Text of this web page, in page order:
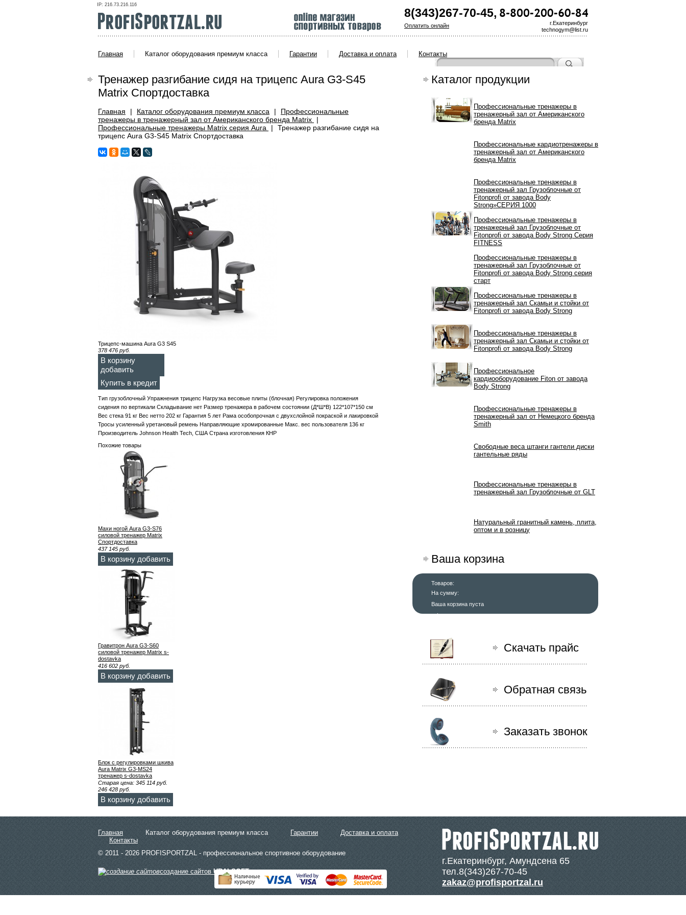
IP: 216.73.216.116
8(343)267-70-45,
г.Екатеринбург
technogym@list.ru
Оплатить онлайн
Главная Каталог оборудования премиум класса Гарантии Доставка и оплата Контакты
Тренажер разгибание сидя на трицепс Aura G3-S45
Matrix Спортдоставка
Главная | Каталог оборудования премиум класса |
Профессиональные
тренажеры в тренажерный зал от Американского бренда Matrix
|
Профессиональные тренажеры Matrix серия Aura
|
Тренажер разгибание сидя на
трицепс Aura G3-S45 Matrix Спортдоставка
Трицепс-машина Aura G3 S45
378 476 руб.
В корзину
добавить
Купить в кредит
Тип грузоблочный Упражнения трицепс Нагрузка весовые плиты (блочная) Регулировка положения
сидения по вертикали Складывание нет Размер тренажера в рабочем состоянии (Д*Ш*В) 122*107*150 см
Вес стека 91 кг Вес нетто 202 кг Гарантия 5 лет Рама особопрочная с двухслойной покраской и лакировкой
Тросы усиленный уретановый ремень Направляющие хромированные Макс. вес пользователя 136 кг
Производитель Johnson Health Tech, США Страна изготовления КНР
Похожие товары
Махи ногой Aura G3-S76
силовой тренажер Matrix
Спортдоставка
437 145 руб.
В корзину добавить
Гравитрон Aura G3-S60
силовой тренажер Matrix s-
dostavka
416 602 руб.
В корзину добавить
Блок с регулировками шкива
Aura Matrix G3-MS24
тренажер s-dostavka
Старая цена: 345 114 руб.
246 428 руб.
В корзину добавить
Каталог продукции
Профессиональные тренажеры в
тренажерный зал от Американского
бренда Matrix
Профессиональные кардиотренажеры в
тренажерный зал от Американского
бренда Matrix
Профессиональные тренажеры в
тренажерный зал Грузоблочные от
Fitonprofi от завода Body
Strong»СЕРИЯ 1000
Профессиональные тренажеры в
тренажерный зал Грузоблочные от
Fitonprofi от завода Body Strong Серия
FITNESS
Профессиональные тренажеры в
тренажерный зал Грузоблочные от
Fitonprofi от завода Body Strong серия
старт
Профессиональные тренажеры в
тренажерный зал Скамьи и стойки от
Fitonprofi от завода Body Strong
Профессиональные тренажеры в
тренажерный зал Скамьи и стойки от
Fitonprofi от завода Body Strong
Профессиональное
кардиооборудование Fiton от завода
Body Strong
Профессиональные тренажеры в
тренажерный зал от Немецкого бренда
Smith
Свободные веса штанги гантели диски
гантельные ряды
Профессиональные тренажеры в
тренажерный зал Грузоблочные от GLT
Натуральный гранитный камень, плита,
оптом и в розницу
Ваша корзина
Товаров:
На сумму:
Ваша корзина пуста
оформить заказ
Скачать прайс
Обратная связь
Заказать звонок
Главная Каталог оборудования премиум класса Гарантии
Доставка и оплата
Контакты
г.Екатеринбург, Амундсена 65
тел.8(343)267-70-45
zakaz@profisportzal.ru
© 2011 - 2026 PROFISPORTZAL - профессиональное спортивное оборудование
создание сайтов URALSOFT